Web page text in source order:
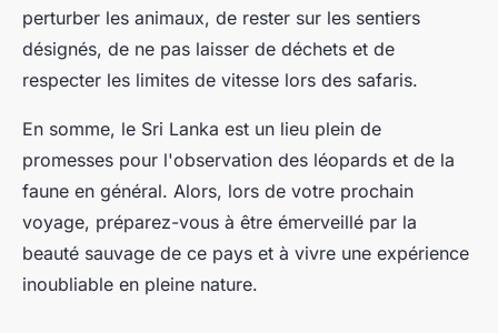
perturber les animaux, de rester sur les sentiers
désignés, de ne pas laisser de déchets et de
respecter les limites de vitesse lors des safaris.
En somme, le Sri Lanka est un lieu plein de
promesses pour l'observation des léopards et de la
faune en général. Alors, lors de votre prochain
voyage, préparez-vous à être émerveillé par la
beauté sauvage de ce pays et à vivre une expérience
inoubliable en pleine nature.